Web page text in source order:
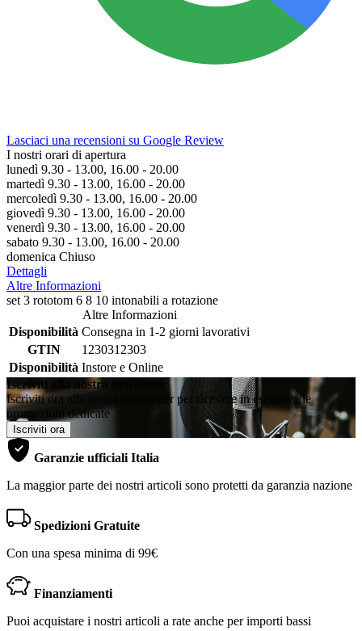
Lasciaci una recensioni su Google Review
I nostri orari di apertura
lunedì 9.30 - 13.00, 16.00 - 20.00
martedì 9.30 - 13.00, 16.00 - 20.00
mercoledì 9.30 - 13.00, 16.00 - 20.00
giovedì 9.30 - 13.00, 16.00 - 20.00
venerdì 9.30 - 13.00, 16.00 - 20.00
sabato 9.30 - 13.00, 16.00 - 20.00
domenica Chiuso
Dettagli
Altre Informazioni
set 3 rototom 6 8 10 intonabili a rotazione
Altre Informazioni
Disponibilità Consegna in 1-2 giorni lavorativi
GTIN
1230312303
Disponibilità Instore e Online
Iscriviti alla nostra newsletter
Iscriviti ora alla nostra newsletter per ricevere in esclusiva le
promozioni dedicate
Iscriviti ora
Garanzie ufficiali Italia
La maggior parte dei nostri articoli sono protetti da garanzia nazione
Spedizioni Gratuite
Con una spesa minima di 99€
Finanziamenti
Puoi acquistare i nostri articoli a rate anche per importi bassi